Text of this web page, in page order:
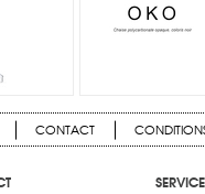
CONTACT